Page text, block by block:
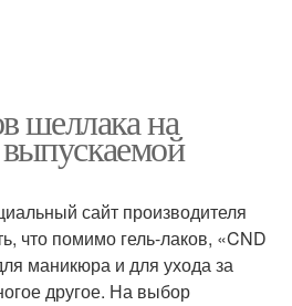
шеллака на
сайт производителя
что помимо гель-лаков, «CND
маникюра и для ухода за
другое. На выбор